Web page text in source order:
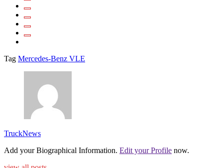
Tag Mercedes-Benz VLE
TruckNews
Add your Biographical Information. Edit your Profile now.